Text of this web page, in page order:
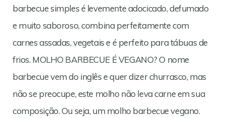
barbecue simples é levemente adocicado, defumado
e muito saboroso, combina perfeitamente com
carnes assadas, vegetais e é perfeito para tábuas de
frios. MOLHO BARBECUE É VEGANO? O nome
barbecue vem do inglês e quer dizer churrasco, mas
não se preocupe, este molho não leva carne em sua
composição. Ou seja, um molho barbecue vegano.